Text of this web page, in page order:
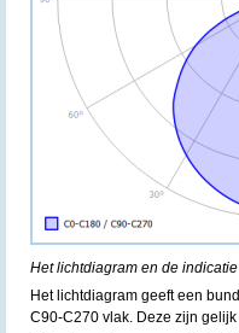
Het lichtdiagram en de
Het lichtdiagram geeft een
C90-C270 vlak. Deze zijn